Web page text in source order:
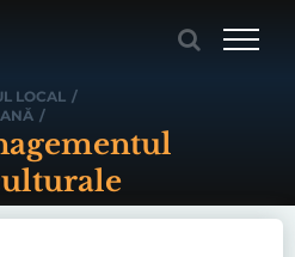
LOCAL /
/